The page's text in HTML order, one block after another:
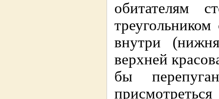
обитателям
внутри
верхней
бы